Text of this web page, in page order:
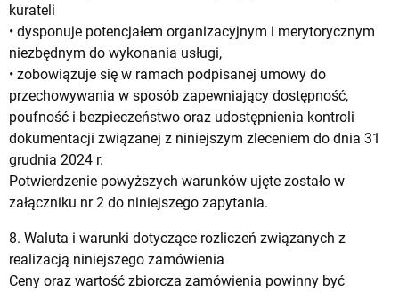
kurateli
• dysponuje potencjałem organizacyjnym i merytorycznym
niezbędnym do wykonania usługi,
• zobowiązuje się w ramach podpisanej umowy do
przechowywania w sposób zapewniający dostępność,
poufność i bezpieczeństwo oraz udostępnienia kontroli
dokumentacji związanej z niniejszym zleceniem do dnia 31
grudnia 2024 r.
Potwierdzenie powyższych warunków ujęte zostało w
załączniku nr 2 do niniejszego zapytania.
8. Waluta i warunki dotyczące rozliczeń związanych z
realizacją niniejszego zamówienia
Ceny oraz wartość zbiorcza zamówienia powinny być